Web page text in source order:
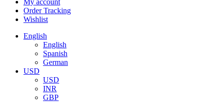
My account
Order Tracking
Wishlist
English
English
Spanish
German
USD
USD
INR
GBP